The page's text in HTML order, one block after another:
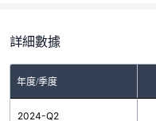
詳細數據
年度/季度
2024-Q2